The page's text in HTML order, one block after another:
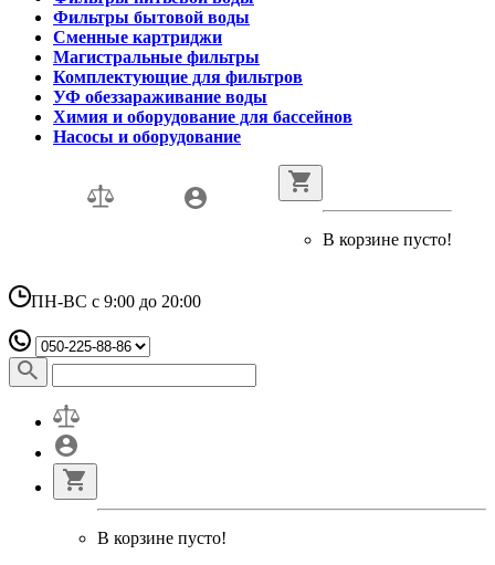
Фильтры бытовой воды
Сменные картриджи
Магистральные фильтры
Комплектующие для фильтров
УФ обеззараживание воды
Химия и оборудование для бассейнов
Насосы и оборудование
В корзине пусто!
ПН-ВС с 9:00 до 20:00
В корзине пусто!